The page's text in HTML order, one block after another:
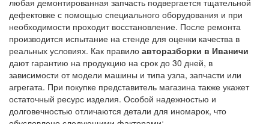
любая демонтированная запчасть подвергается тщательной
дефектовке с помощью специального оборудования и при
необходимости проходит восстановление. После ремонта
производится испытание на стенде для оценки качества в
реальных условиях. Как правило авторазборки в Иваничи
дают гарантию на продукцию на срок до 30 дней, в
зависимости от модели машины и типа узла, запчасти или
агрегата. При покупке представитель магазина также укажет
остаточный ресурс изделия. Особой надежностью и
долговечностью отличаются детали для иномарок, что